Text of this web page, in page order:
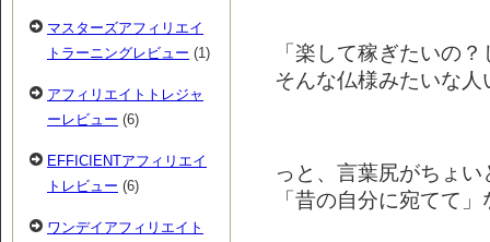
「楽して稼ぎたいの
そんな仏様みたいな
っと、言葉尻がちょ
「昔の自分に宛てて
マスターズアフィリエイ
トラーニングレビュー (1)
アフィリエイトトレジャ
ーレビュー (6)
EFFICIENTアフィリエイ
トレビュー (6)
ワンデイアフィリエイト